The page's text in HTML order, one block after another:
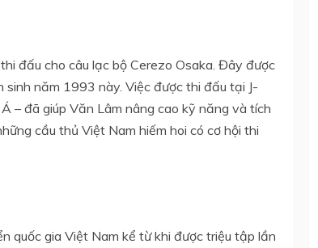
đấu cho câu lạc bộ Cerezo Osaka. Đây được
năm 1993 này. Việc được thi đấu tại J-
– đã giúp Văn Lâm nâng cao kỹ năng và tích
cầu thủ Việt Nam hiếm hoi có cơ hội thi
quốc gia Việt Nam kể từ khi được triệu tập lần